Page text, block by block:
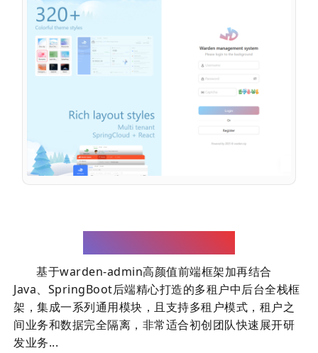
基于warden-admin高颜值前端框架加再结合
Java、SpringBoot后端精心打造的多租户中后台全栈框
架，集成一系列通用模块，且支持多租户模式，租户之
间业务和数据完全隔离，非常适合初创团队快速展开研
发业务...